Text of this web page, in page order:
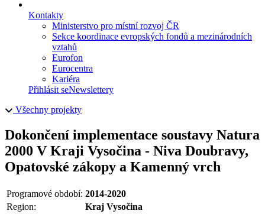
Kontakty
Ministerstvo pro místní rozvoj ČR
Sekce koordinace evropských fondů a mezinárodních
vztahů
Eurofon
Eurocentra
Kariéra
Přihlásit seNewslettery
Všechny projekty
Dokončení implementace soustavy Natura
2000 V Kraji Vysočina - Niva Doubravy,
Opatovské zákopy a Kamenný vrch
Programové období: 2014-2020
Region:
Kraj Vysočina